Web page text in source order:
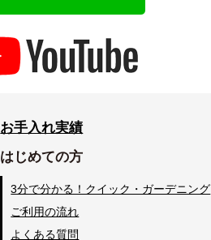
お手入れ実績
はじめての方
3分で分かる！クイック・ガーデニング
ご利用の流れ
よくある質問